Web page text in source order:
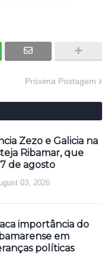
Próxima Postagem
Zezo e Galicia na
Ribamar, que
de agosto
03, 2026
importância do
em
políticas